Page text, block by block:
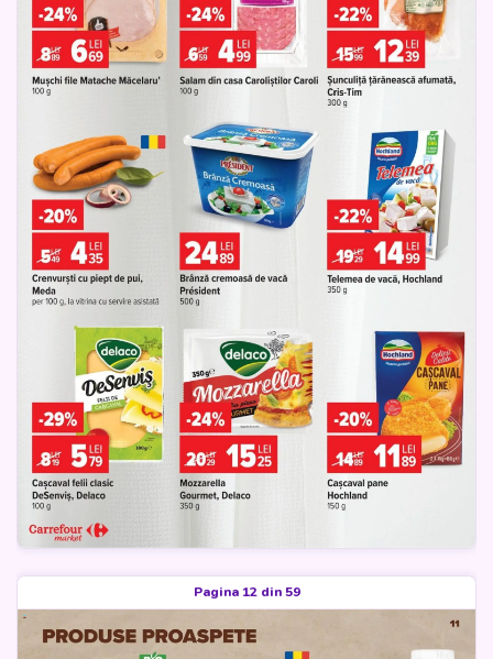
Pagina 12 din 59